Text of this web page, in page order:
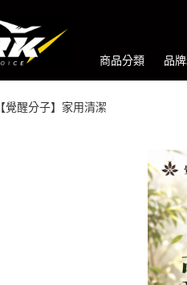
商品分類 品
【覺醒分子】家用清潔